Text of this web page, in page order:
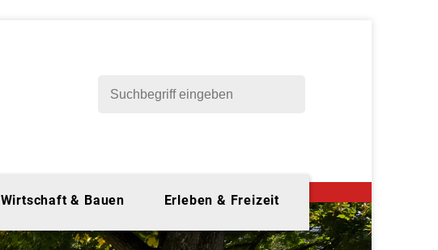
Wirtschaft & Bauen Erleben & Freizeit